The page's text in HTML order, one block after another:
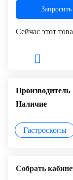
Сейчас этот
Производитель
Наличие
Гастроскопы
Собрать